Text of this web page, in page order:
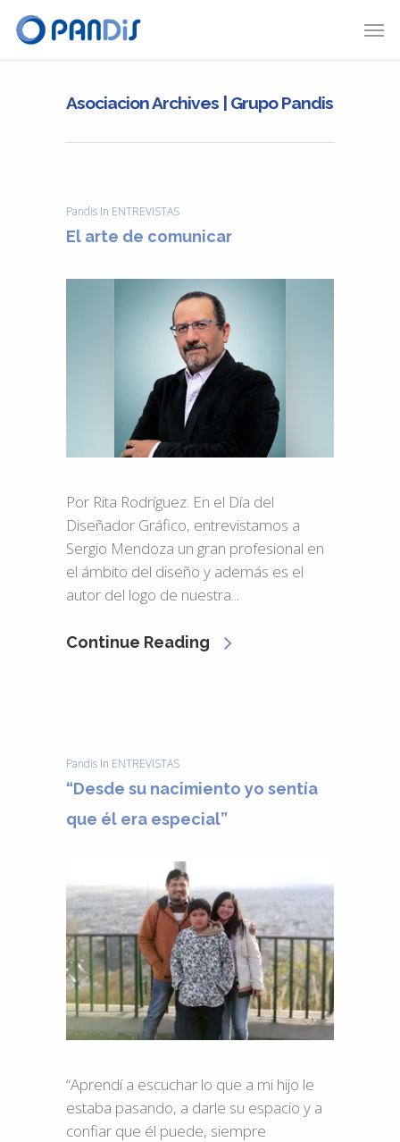
Asociacion Archives | Grupo Pandis
Pandis In ENTREVISTAS
El arte de comunicar
Por Rita Rodríguez. En el Día del
Diseñador Gráfico, entrevistamos a
Sergio Mendoza un gran profesional en
el ámbito del diseño y además es el
autor del logo de nuestra...
Continue Reading
Pandis In ENTREVISTAS
“Desde su nacimiento yo sentía
que él era especial”
“Aprendí a escuchar lo que a mi hijo le
estaba pasando, a darle su espacio y a
confiar que él puede, siempre